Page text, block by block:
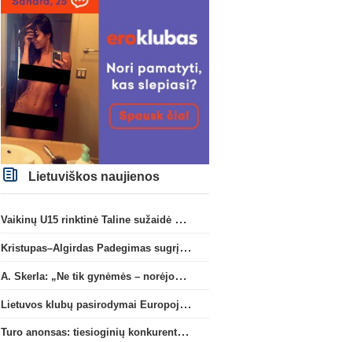
Lietuviškos naujienos
Vaikinų U15 rinktinė Taline sužaidė pirmąsias kontrolines rungtynes
Kristupas–Algirdas Padegimas sugrįžta į FC „Hegelmann” B sudėtį
A. Skerla: „Ne tik gynėmės – norėjome atakuoti“
Lietuvos klubų pasirodymai Europoje: patirti pralaimėjimai Kroatijos atstovams
Turo anonsas: tiesioginių konkurentų dvikova Gargžduose